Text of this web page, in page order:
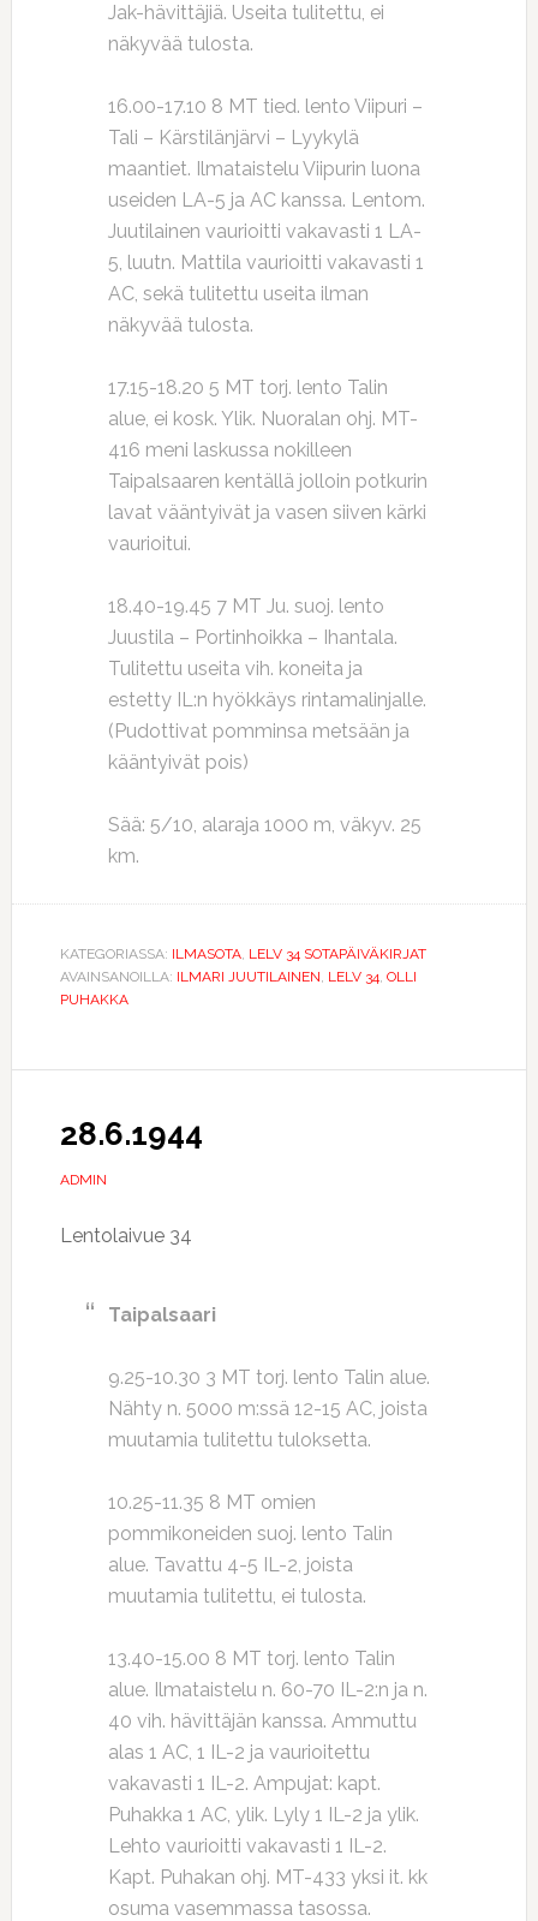
Jak-hävittäjiä. Useita tulitettu, ei
näkyvää tulosta.
16.00-17.10 8 MT tied. lento Viipuri –
Tali – Kärstilänjärvi – Lyykylä
maantiet. Ilmataistelu Viipurin luona
useiden LA-5 ja AC kanssa. Lentom.
Juutilainen vaurioitti vakavasti 1 LA-
5, luutn. Mattila vaurioitti vakavasti 1
AC, sekä tulitettu useita ilman
näkyvää tulosta.
17.15-18.20 5 MT torj. lento Talin
alue, ei kosk. Ylik. Nuoralan ohj. MT-
416 meni laskussa nokilleen
Taipalsaaren kentällä jolloin potkurin
lavat vääntyivät ja vasen siiven kärki
vaurioitui.
18.40-19.45 7 MT Ju. suoj. lento
Juustila – Portinhoikka – Ihantala.
Tulitettu useita vih. koneita ja
estetty IL:n hyökkäys rintamalinjalle.
(Pudottivat pomminsa metsään ja
kääntyivät pois)
Sää: 5/10, alaraja 1000 m, väkyv. 25
km.
KATEGORIASSA: ILMASOTA, LELV 34 SOTAPÄIVÄKIRJAT
AVAINSANOILLA: ILMARI JUUTILAINEN, LELV 34, OLLI
PUHAKKA
28.6.1944
ADMIN
Lentolaivue 34
Taipalsaari
9.25-10.30 3 MT torj. lento Talin alue.
Nähty n. 5000 m:ssä 12-15 AC, joista
muutamia tulitettu tuloksetta.
10.25-11.35 8 MT omien
pommikoneiden suoj. lento Talin
alue. Tavattu 4-5 IL-2, joista
muutamia tulitettu, ei tulosta.
13.40-15.00 8 MT torj. lento Talin
alue. Ilmataistelu n. 60-70 IL-2:n ja n.
40 vih. hävittäjän kanssa. Ammuttu
alas 1 AC, 1 IL-2 ja vaurioitettu
vakavasti 1 IL-2. Ampujat: kapt.
Puhakka 1 AC, ylik. Lyly 1 IL-2 ja ylik.
Lehto vaurioitti vakavasti 1 IL-2.
Kapt. Puhakan ohj. MT-433 yksi it. kk
osuma vasemmassa tasossa.